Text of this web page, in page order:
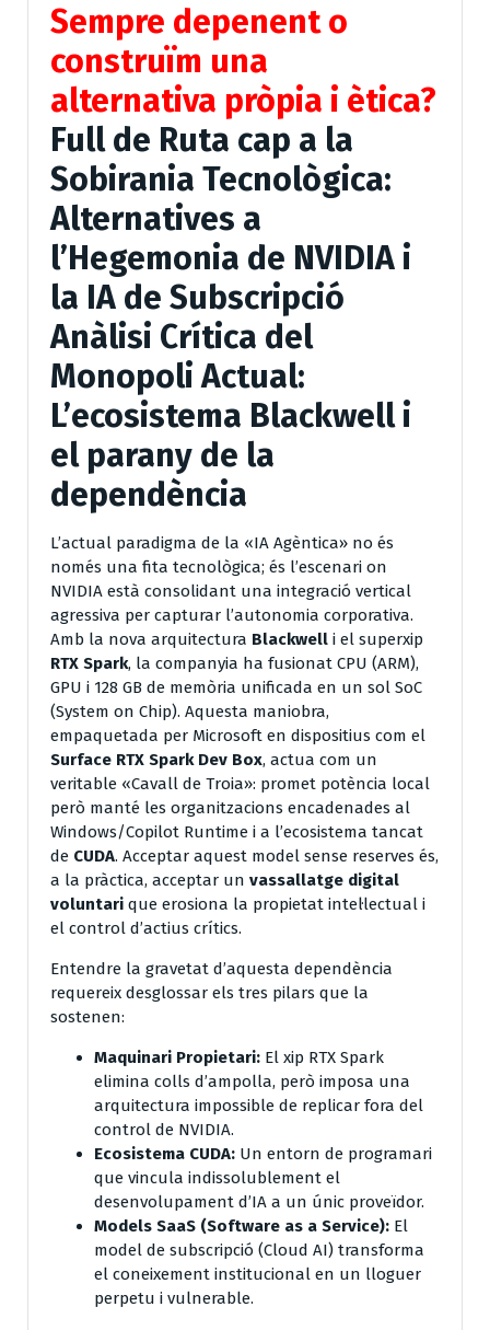
Sempre depenent o
construïm una
alternativa pròpia i ètica?
Full de Ruta cap a la
Sobirania Tecnològica:
Alternatives a
l’Hegemonia de NVIDIA i
la IA de Subscripció
Anàlisi Crítica del
Monopoli Actual:
L’ecosistema Blackwell i
el parany de la
dependència
L’actual paradigma de la «IA Agèntica» no és
només una fita tecnològica; és l’escenari on
NVIDIA està consolidant una integració vertical
agressiva per capturar l’autonomia corporativa.
Amb la nova arquitectura Blackwell i el superxip
RTX Spark, la companyia ha fusionat CPU (ARM),
GPU i 128 GB de memòria unificada en un sol SoC
(System on Chip). Aquesta maniobra,
empaquetada per Microsoft en dispositius com el
Surface RTX Spark Dev Box, actua com un
veritable «Cavall de Troia»: promet potència local
però manté les organitzacions encadenades al
Windows/Copilot Runtime i a l’ecosistema tancat
de CUDA. Acceptar aquest model sense reserves és,
a la pràctica, acceptar un vassallatge digital
voluntari que erosiona la propietat intel·lectual i
el control d’actius crítics.
Entendre la gravetat d’aquesta dependència
requereix desglossar els tres pilars que la
sostenen:
Maquinari Propietari: El xip RTX Spark
elimina colls d’ampolla, però imposa una
arquitectura impossible de replicar fora del
control de NVIDIA.
Ecosistema CUDA: Un entorn de programari
que vincula indissolublement el
desenvolupament d’IA a un únic proveïdor.
Models SaaS (Software as a Service): El
model de subscripció (Cloud AI) transforma
el coneixement institucional en un lloguer
perpetu i vulnerable.